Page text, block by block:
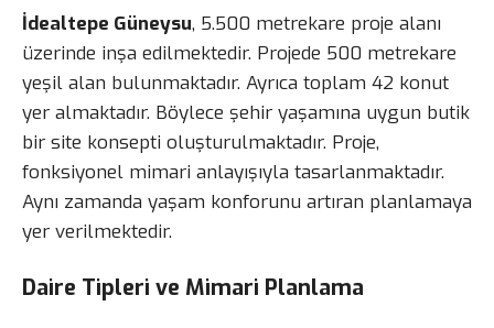
İdealtepe Güneysu, 5.500 metrekare proje alanı
üzerinde inşa edilmektedir. Projede 500 metrekare
yeşil alan bulunmaktadır. Ayrıca toplam 42 konut
yer almaktadır. Böylece şehir yaşamına uygun butik
bir site konsepti oluşturulmaktadır. Proje,
fonksiyonel mimari anlayışıyla tasarlanmaktadır.
Aynı zamanda yaşam konforunu artıran planlamaya
yer verilmektedir.
Daire Tipleri ve Mimari Planlama